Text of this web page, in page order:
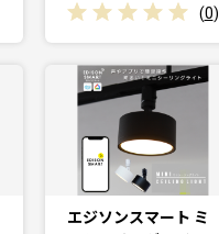
(0)
エジソンスマート ミ